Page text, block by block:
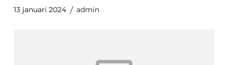
13 januari 2024 admin